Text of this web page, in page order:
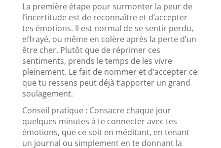
La première étape pour surmonter la peur de
l’incertitude est de reconnaître et d’accepter
tes émotions. Il est normal de se sentir perdu,
effrayé, ou même en colère après la perte d’un
être cher. Plutôt que de réprimer ces
sentiments, prends le temps de les vivre
pleinement. Le fait de nommer et d’accepter ce
que tu ressens peut déjà t’apporter un grand
soulagement.
Conseil pratique : Consacre chaque jour
quelques minutes à te connecter avec tes
émotions, que ce soit en méditant, en tenant
un journal ou simplement en te donnant la